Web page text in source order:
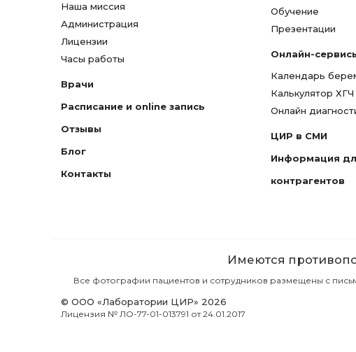
Наша миссия
Администрация
Лицензии
Часы работы
Врачи
Расписание и online запись
Отзывы
Блог
Контакты
Обучение
Презентации
Онлайн-
Календарь
Калькулятор ХГЧ
Онлайн
ЦИР в СМИ
Информация
контрагентов
Имеются
Все фотографии пациентов и сотрудников размещены с
© ООО «Лаборатории ЦИР» 2026
Лицензия № ЛО-77-01-013791 от 24.01.2017